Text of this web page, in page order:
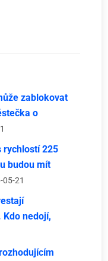
zablokovat
o
rychlostí 225
budou mít
05-21
nedojí,